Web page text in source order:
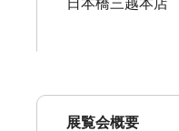
日本橋三越本店
展覧会概要